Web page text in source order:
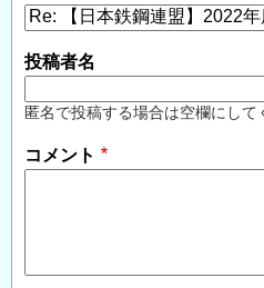
投稿者名
匿名で投稿する場合は空欄にして
コメント